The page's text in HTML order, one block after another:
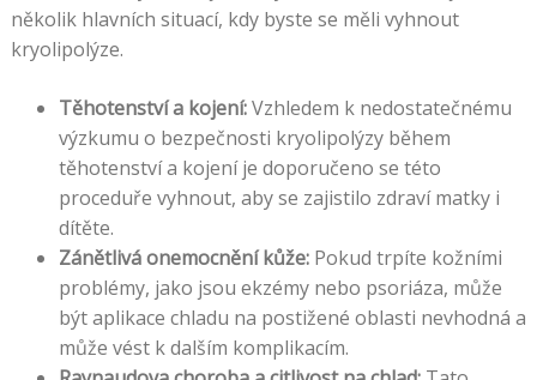
několik hlavních situací, kdy byste se měli vyhnout
kryolipolýze.
Těhotenství a kojení:Vzhledem k nedostatečnému
výzkumu o bezpečnosti kryolipolýzy během
těhotenství a kojení je doporučeno se této
proceduře vyhnout, aby se zajistilo zdraví matky i
dítěte.
Zánětlivá onemocnění kůže:Pokud trpíte kožními
problémy, jako jsou ekzémy nebo psoriáza, může
být aplikace chladu na postižené oblasti nevhodná a
může vést k dalším komplikacím.